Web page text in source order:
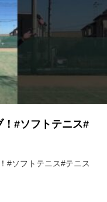
#ソフトテニス#
#ソフトテニス#テニス